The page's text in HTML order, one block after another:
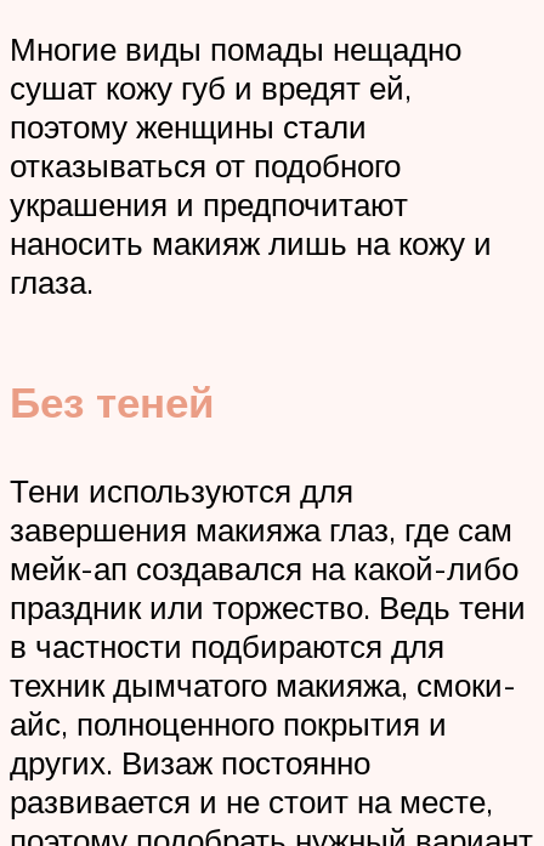
Многие виды помады нещадно
сушат кожу губ и вредят ей,
поэтому женщины стали
отказываться от подобного
украшения и предпочитают
наносить макияж лишь на кожу и
глаза.
Без теней
Тени используются для
завершения макияжа глаз, где сам
мейк-ап создавался на какой-либо
праздник или торжество. Ведь тени
в частности подбираются для
техник дымчатого макияжа, смоки-
айс, полноценного покрытия и
других. Визаж постоянно
развивается и не стоит на месте,